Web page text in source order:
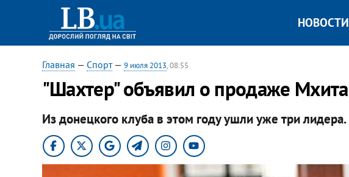
НОВОСТИ
Главная — Спорт— 9 июля 2013, 08:55
"Шахтер" объявил о продаже
Из донецкого клуба в этом году ушли уже три лидера.